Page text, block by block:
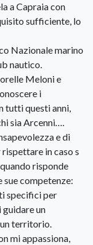
a Capraia con
sufficiente, lo
Nazionale marino
nautico.
Meloni e
i
tutti questi anni,
sia Arcenni….
e di
in caso s
risponde
sue competenze:
specifici per
un
territorio.
mi appassiona,